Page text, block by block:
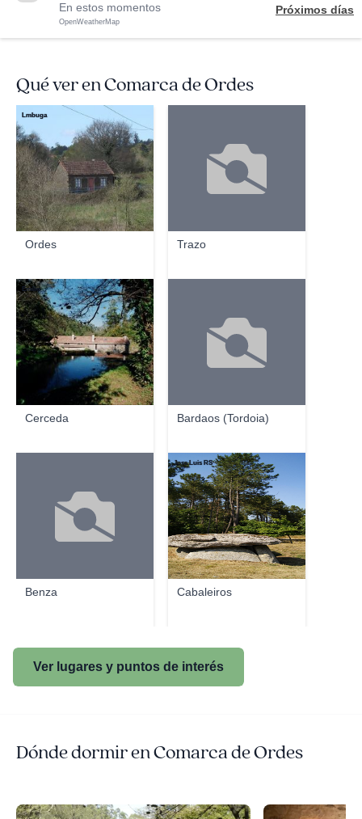
En estos momentos
OpenWeatherMap
Próximos días
Qué ver en Comarca de Ordes
Ordes
Lmbuga
Trazo
Cerceda
Emilio
Bardaos (Tordoia)
Benza Cabaleiros
Jose Luis RS
Ver lugares y puntos de interés
Dónde dormir en Comarca de Ordes